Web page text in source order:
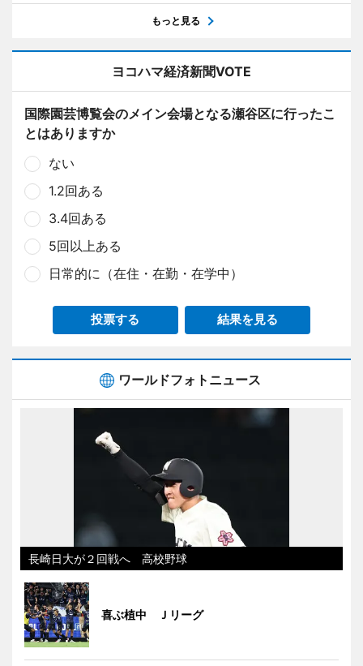
もっと見る
ヨコハマ経済新聞VOTE
国際園芸博覧会のメイン会場となる瀬谷区に行ったこ
とはありますか
ない
1.2回ある
3.4回ある
5回以上ある
日常的に（在住・在勤・在学中）
投票する 結果を見る
ワールドフォトニュース
長崎日大が２回戦へ 高校野球
喜ぶ植中 Ｊリーグ